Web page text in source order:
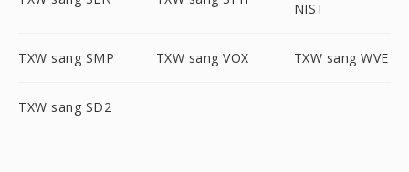
NIST
TXW sang SMP TXW sang VOX TXW sang WVE
TXW sang SD2